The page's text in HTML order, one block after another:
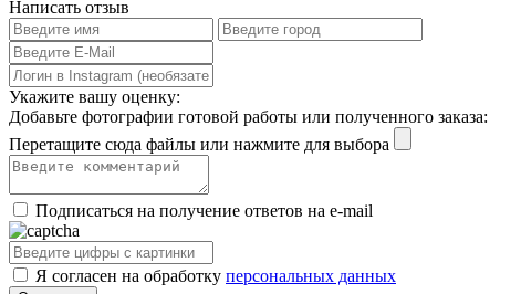
Написать отзыв
Укажите вашу оценку:
Добавьте фотографии готовой работы или полученного заказа:
Перетащите сюда файлы или нажмите для выбора
Подписаться на получение ответов на e-mail
Я согласен на обработку персональных данных